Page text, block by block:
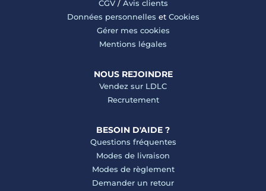
CGV/ Avis clients
Données personnelles et Cookies
Gérer mes cookies
Mentions légales
NOUS REJOINDRE
Vendez sur LDLC
Recrutement
BESOIN D'AIDE ?
Questions fréquentes
Modes de livraison
Modes de règlement
Demander un retour